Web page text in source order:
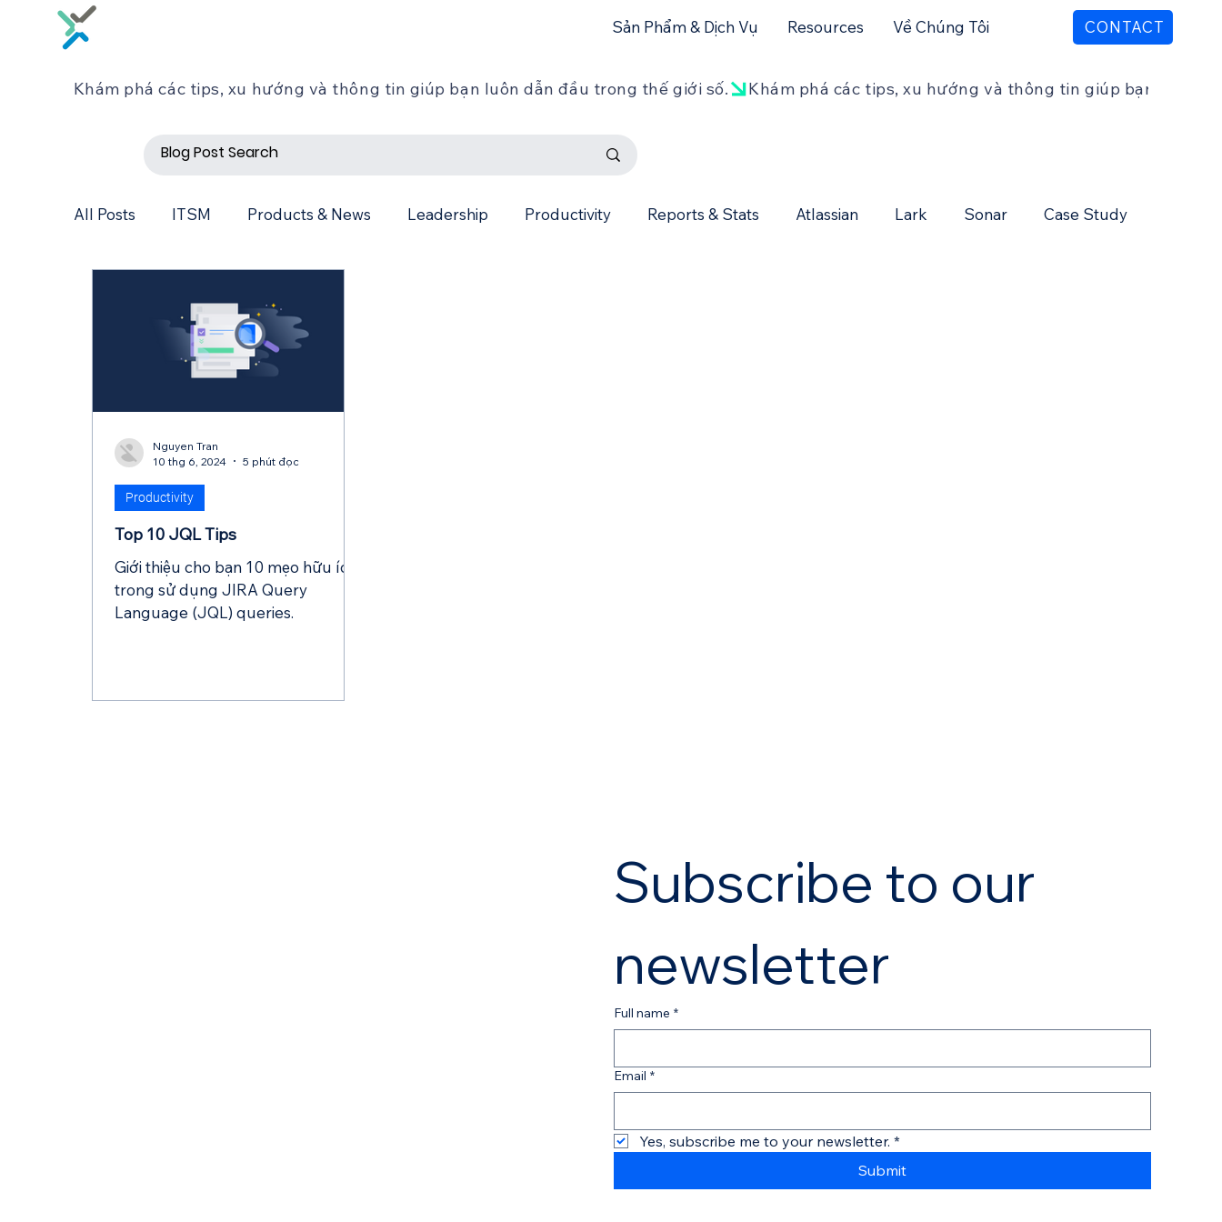
Sản Phẩm & Dịch Vụ Resources Về Chúng Tôi CONTACT
Khám phá các tips, xu hướng và thông tin giúp bạn luôn dẫn đầu trong thế giới số.
All Posts ITSM Products & News Leadership Productivity Reports & Stats Atlassian Lark Sonar Case Study
Top 10 JQL Tips
Giới thiệu cho bạn 10 mẹo hữu ích
trong sử dụng JIRA Query
Language (JQL) queries.
Productivity
Nguyen Tran
10 thg 6, 2024
5 phút đọc
Subscribe to our
newsletter
Full name *
Email *
Yes, subscribe me to your newsletter. *
Submit